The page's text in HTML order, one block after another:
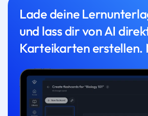
Lade deine
und lass dir von AI
Karteikarten erstellen.